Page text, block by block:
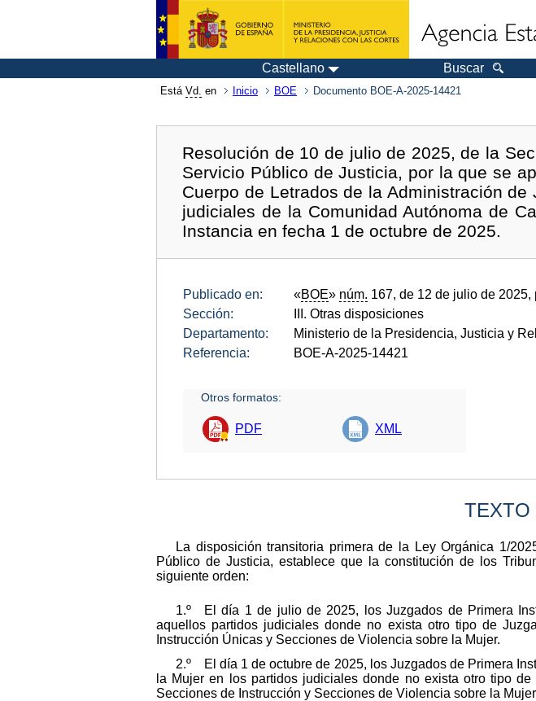
Castellano Buscar
Está Vd. en Inicio BOE Documento BOE-A-2025-14421
Resolución de 10 de julio de 2025, de la
Servicio Público de Justicia, por la que se
Cuerpo de Letrados de la Administración
judiciales de la Comunidad Autónoma de
Instancia en fecha 1 de octubre de 2025.
Publicado en: «BOE» núm. 167, de 12 de julio de
Sección:
III. Otras disposiciones
Departamento:
Ministerio de la Presidencia, Justicia y
Referencia:
BOE-A-2025-14421
Otros formatos:
PDF XML
TEXTO
La disposición transitoria primera de la Ley Orgánica 1/
Público de Justicia, establece que la constitución de los
siguiente orden:
1.º El día 1 de julio de 2025, los Juzgados de Primera
aquellos partidos judiciales donde no exista otro tipo de
Instrucción Únicas y Secciones de Violencia sobre la Mujer.
2.º El día 1 de octubre de 2025, los Juzgados de Primera
la Mujer en los partidos judiciales donde no exista otro tipo
Secciones de Instrucción y Secciones de Violencia sobre la